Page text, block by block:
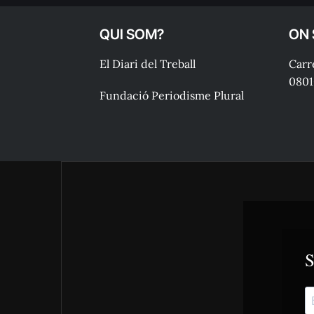
QUI SOM?
El Diari del Treball
Fundació Periodisme Plural
ON